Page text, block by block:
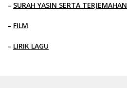
– SURAH YASIN SERTA TERJEMAHAN
– FILM
– LIRIK LAGU